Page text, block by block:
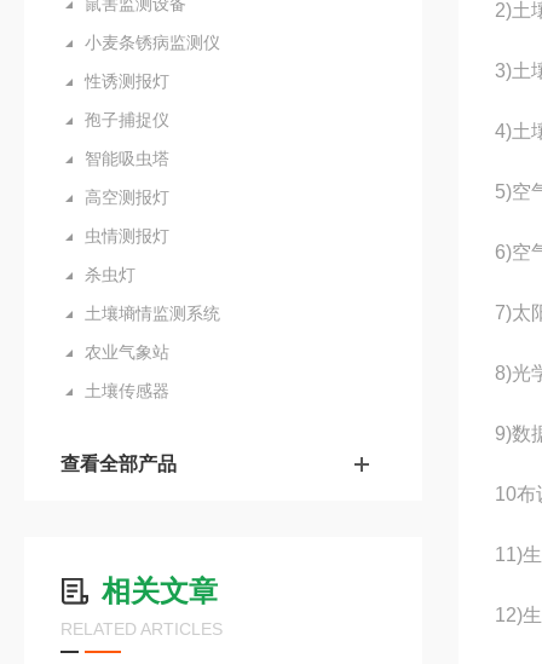
小麦条锈病监测仪
性诱测报灯
孢子捕捉仪
智能吸虫塔
高空测报灯
虫情测报灯
杀虫灯
土壤墒情监测系统
农业气象站
土壤传感器
查看全部产品
相关文章
RELATED ARTICLES
2)土
3)土
4)土
5)空
6)空
7)太
8)光
9)数
10布
11)
12)